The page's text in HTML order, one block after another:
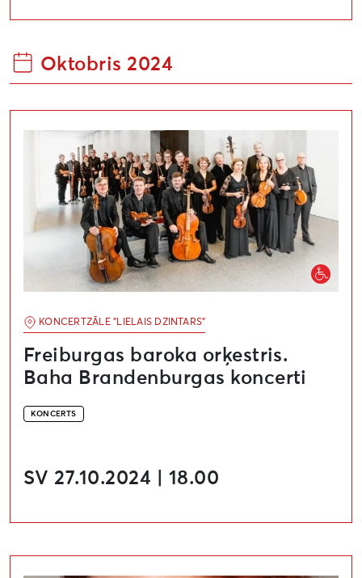
Oktobris 2024
KONCERTZĀLE "LIELAIS DZINTARS"
Freiburgas baroka orķestris.
Baha Brandenburgas koncerti
KONCERTS
SV 27.10.2024 | 18.00